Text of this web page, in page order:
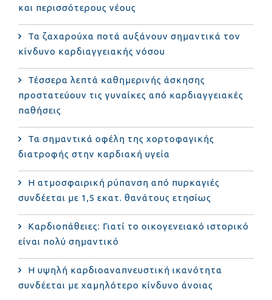
και περισσότερους νέους
Τα ζαχαρούχα ποτά αυξάνουν σημαντικά τον
κίνδυνο καρδιαγγειακής νόσου
Τέσσερα λεπτά καθημερινής άσκησης
προστατεύουν τις γυναίκες από καρδιαγγειακές
παθήσεις
Τα σημαντικά οφέλη της χορτοφαγικής
διατροφής στην καρδιακή υγεία
Η ατμοσφαιρική ρύπανση από πυρκαγιές
συνδέεται με 1,5 εκατ. θανάτους ετησίως
Καρδιοπάθειες: Γιατί το οικογενειακό ιστορικό
είναι πολύ σημαντικό
Η υψηλή καρδιοαναπνευστική ικανότητα
συνδέεται με χαμηλότερο κίνδυνο άνοιας